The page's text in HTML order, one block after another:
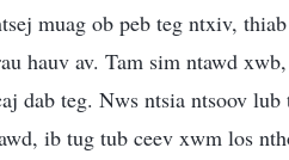
muag ob peb teg ntxiv,
hauv av. Tam sim ntawd
dab teg. Nws ntsia ntsoov
ib tug tub ceev xwm los